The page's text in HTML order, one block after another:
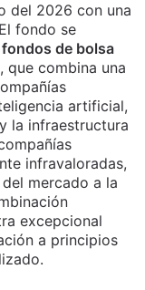
del 2026 con una
fondo se
de bolsa
que combina una
artificial,
la infraestructura
infravaloradas,
mercado a la
excepcional
a principios